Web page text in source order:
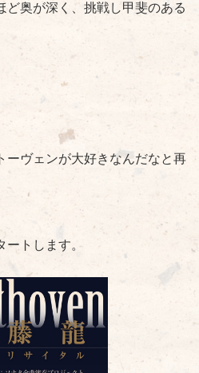
ど奥が深く、挑戦し甲斐のある
ーヴェンが大好きなんだなと再
ートします。